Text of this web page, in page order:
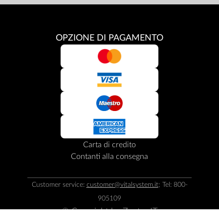
OPZIONE DI PAGAMENTO
Carta di credito
Contanti alla consegna
Customer service: customer@vitalsystem.it; Tel: 800-
905109
© Copyright byZepter IT